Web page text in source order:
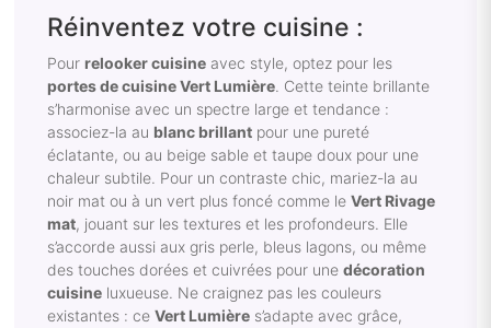
Réinventez votre cuisine :
Pourrelooker cuisine avec style, optez pour les
portes de cuisine Vert Lumière. Cette teinte brillante
s’harmonise avec un spectre large et tendance :
associez-la au blanc brillant pour une pureté
éclatante, ou au beige sable et taupe doux pour une
chaleur subtile. Pour un contraste chic, mariez-la au
noir mat ou à un vert plus foncé comme leVert Rivage
mat, jouant sur les textures et les profondeurs. Elle
s’accorde aussi aux gris perle, bleus lagons, ou même
des touches dorées et cuivrées pour unedécoration
cuisine luxueuse. Ne craignez pas les couleurs
existantes : ceVert Lumière s’adapte avec grâce,